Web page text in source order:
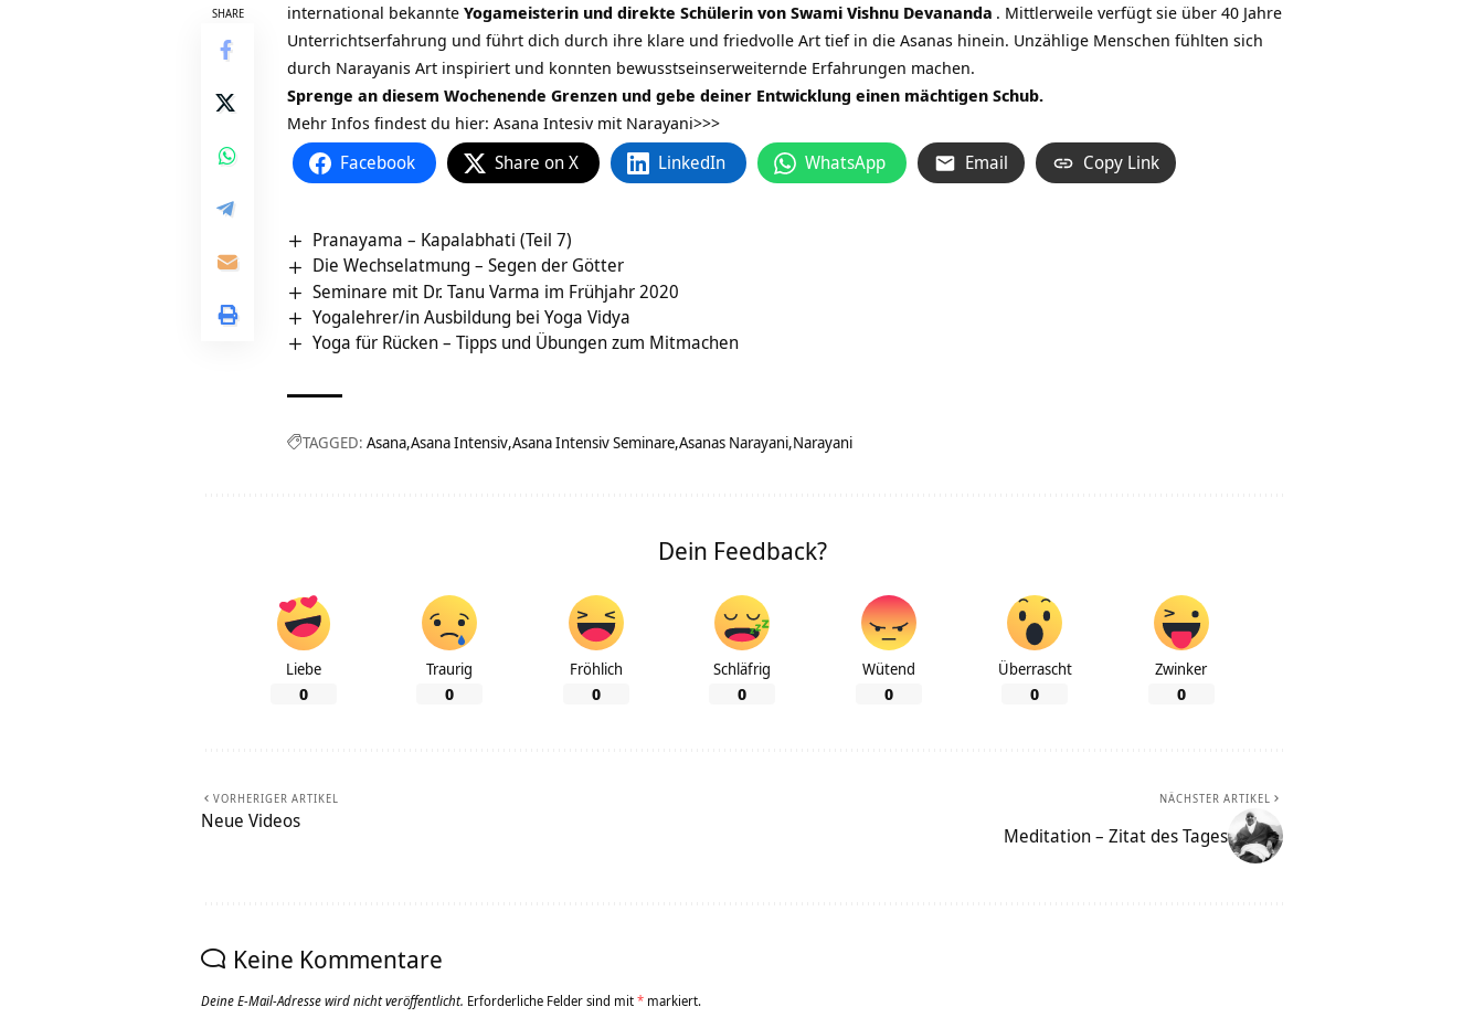
SHARE
international bekannte Yogameisterin und direkte Schülerin von Swami Vishnu Devananda . Mittlerweile verfügt sie über 40 Jahre
Unterrichtserfahrung und führt dich durch ihre klare und friedvolle Art tief in die Asanas hinein. Unzählige Menschen fühlten sich
durch Narayanis Art inspiriert und konnten bewusstseinserweiternde Erfahrungen machen.
Sprenge an diesem Wochenende Grenzen und gebe deiner Entwicklung einen mächtigen Schub.
Mehr Infos findest du hier: Asana Intesiv mit Narayani>>>
Facebook Share on X LinkedIn WhatsApp Email Copy Link
Pranayama – Kapalabhati (Teil 7)
Die Wechselatmung – Segen der Götter
Seminare mit Dr. Tanu Varma im Frühjahr 2020
Yogalehrer/in Ausbildung bei Yoga Vidya
Yoga für Rücken – Tipps und Übungen zum Mitmachen
TAGGED: Asana Asana Intensiv Asana Intensiv Seminare Asanas Narayani Narayani
Dein Feedback?
Liebe
0
Traurig
0
Fröhlich
0
Schläfrig
0
Wütend
0
Überrascht
0
Zwinker
0
VORHERIGER ARTIKEL
Neue Videos
NÄCHSTER ARTIKEL
Meditation – Zitat des Tages
Keine Kommentare
Deine E-Mail-Adresse wird nicht veröffentlicht. Erforderliche Felder sind mit* markiert.